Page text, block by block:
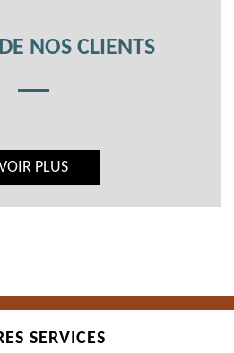
NOS CLIENTS
PLUS
SERVICES